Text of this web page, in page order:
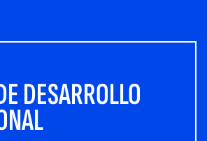
DESARROLLO